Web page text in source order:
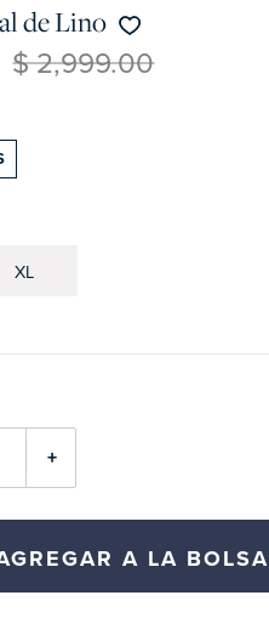
MIS FAVORITOS
de Lino
$ 2,999.00
XL
+
A LA BOLSA